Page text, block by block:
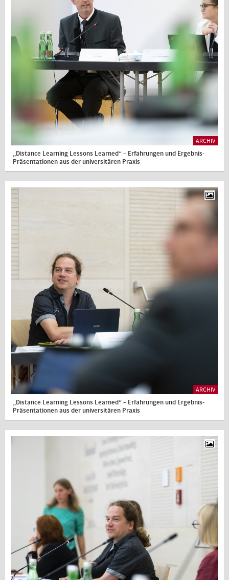
ARCHIV
„Distance Learning Lessons Learned“ – Erfahrungen und Ergebnis-
Präsentationen aus der universitären Praxis
ARCHIV
„Distance Learning Lessons Learned“ – Erfahrungen und Ergebnis-
Präsentationen aus der universitären Praxis